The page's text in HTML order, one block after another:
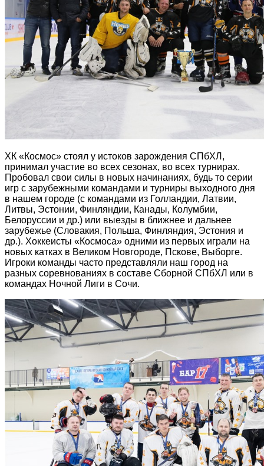
ХК «Космос» стоял у истоков зарождения СПбХЛ,
принимал участие во всех сезонах, во всех турнирах.
Пробовал свои силы в новых начинаниях, будь то серии
игр с зарубежными командами и турниры выходного дня
в нашем городе (с командами из Голландии, Латвии,
Литвы, Эстонии, Финляндии, Канады, Колумбии,
Белоруссии и др.) или выезды в ближнее и дальнее
зарубежье (Словакия, Польша, Финляндия, Эстония и
др.). Хоккеисты «Космоса» одними из первых играли на
новых катках в Великом Новгороде, Пскове, Выборге.
Игроки команды часто представляли наш город на
разных соревнованиях в составе Сборной СПбХЛ или в
командах Ночной Лиги в Сочи.